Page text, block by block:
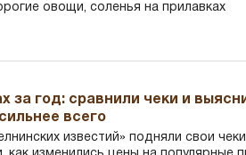
овощи, соленья на прилавках
за год: сравнили чеки и
всего
известий» подняли свои